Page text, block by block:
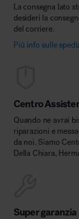
La consegna lato
desideri la
del corriere.
Più info sulle
Centro
Quando ne avrai
riparazioni e
da noi. Siamo
Della Chiara,
Super garanzia